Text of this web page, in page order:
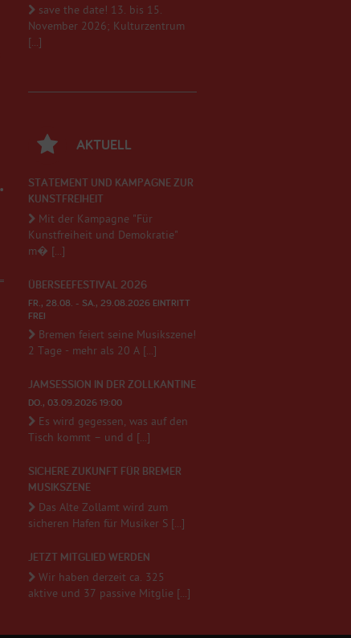
save the date! 13. bis 15.
November 2026; Kulturzentrum
[...]
AKTUELL
STATEMENT UND KAMPAGNE ZUR
KUNSTFREIHEIT
Mit der Kampagne "Für
Kunstfreiheit und Demokratie"
m� [...]
ÜBERSEEFESTIVAL 2026
FR., 28.08. - SA., 29.08.2026 EINTRITT
FREI
Bremen feiert seine Musikszene!
2 Tage - mehr als 20 A [...]
JAMSESSION IN DER ZOLLKANTINE
DO., 03.09.2026 19:00
Es wird gegessen, was auf den
Tisch kommt – und d [...]
SICHERE ZUKUNFT FÜR BREMER
MUSIKSZENE
Das Alte Zollamt wird zum
sicheren Hafen für Musiker S [...]
JETZT MITGLIED WERDEN
Wir haben derzeit ca. 325
aktive und 37 passive Mitglie [...]